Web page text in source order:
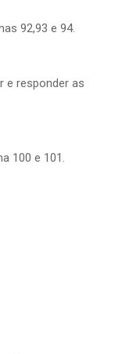
92,93 e 94.
e responder as
100 e 101.